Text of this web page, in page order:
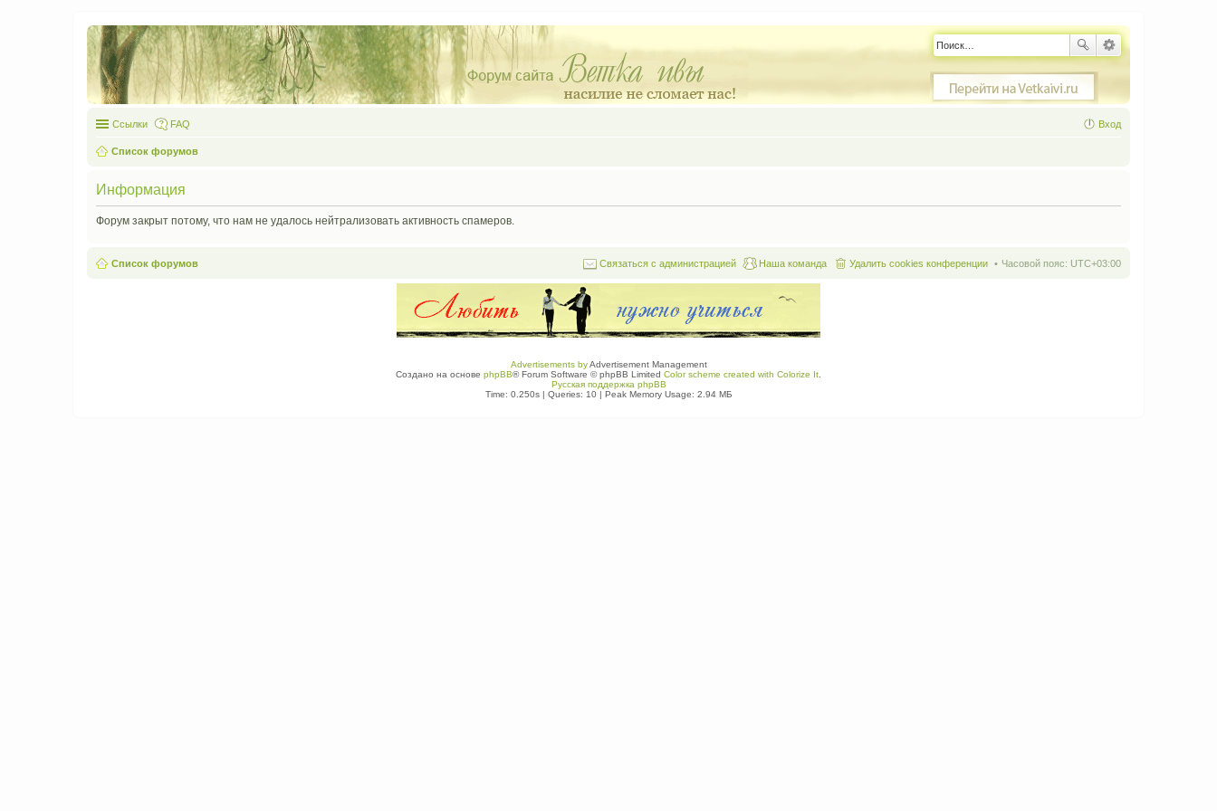
Ссылки FAQ Вход
Список форумов
Информация
Форум закрыт потому, что нам не удалось нейтрализовать активность спамеров.
Список форумов Часовой пояс: UTC+03:00
Удалить cookies конференции
Наша команда
Связаться с администрацией
Advertisements byAdvertisement Management
Создано на основе phpBB® Forum Software © phpBB Limited Color scheme created with Colorize It
Русская поддержка phpBB
Time: 0.250s| Queries: 10| Peak Memory Usage: 2.94 МБ